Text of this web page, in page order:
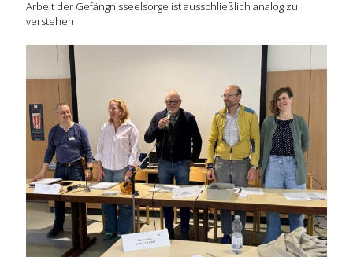
Arbeit der Gefängnisseelsorge ist ausschließlich analog zu
verstehen